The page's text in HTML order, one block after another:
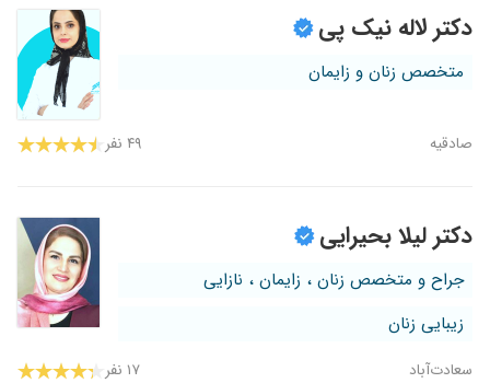
دکتر لاله نیک پی
متخصص زنان و زایمان
صادقیه ۴۹ نفر
دکتر لیلا بحیرایی
جراح و متخصص زنان ، زایمان ، نازایی
زیبایی زنان
سعادت‌آباد ۱۷ نفر